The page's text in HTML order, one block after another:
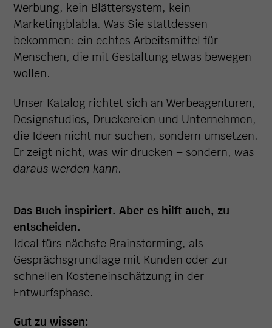
Werbung, kein Blättersystem, kein
Marketingblabla. Was Sie stattdessen
bekommen: ein echtes Arbeitsmittel für
Menschen, die mit Gestaltung etwas bewegen
wollen.
Unser Katalog richtet sich an Werbeagenturen,
Designstudios, Druckereien und Unternehmen,
die Ideen nicht nur suchen, sondern umsetzen.
Er zeigt nicht, was wir drucken – sondern, was
daraus werden kann.
Das Buch inspiriert. Aber es hilft auch, zu
entscheiden.
Ideal fürs nächste Brainstorming, als
Gesprächsgrundlage mit Kunden oder zur
schnellen Kosteneinschätzung in der
Entwurfsphase.
Gut zu wissen: